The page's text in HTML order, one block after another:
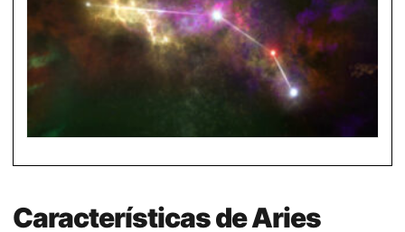
Características de Aries